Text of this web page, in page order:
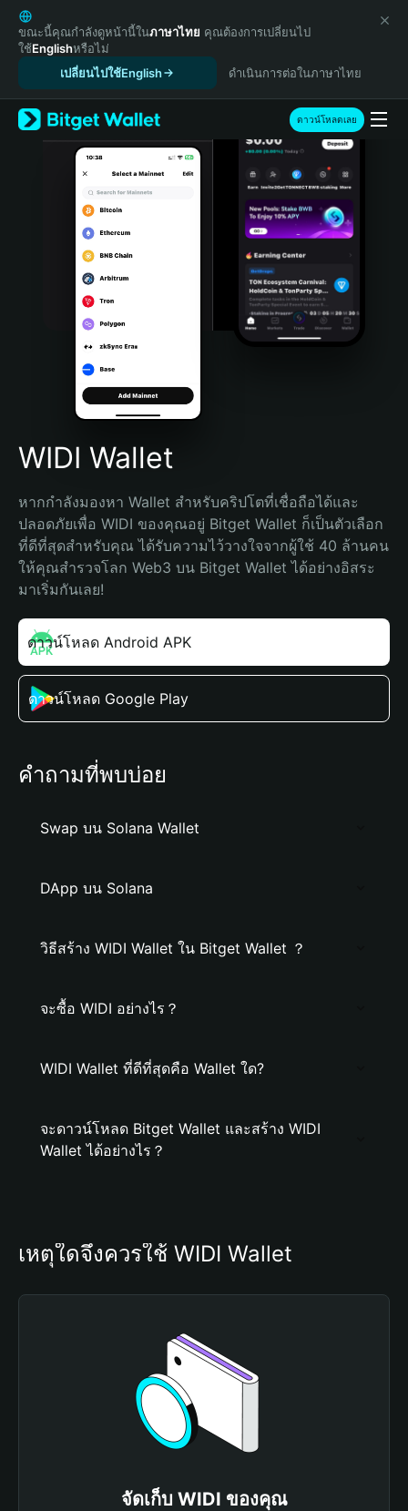
English
日本語
Tiếng Việt
Español (Latinoamérica)
Türkçe
Italiano
Português (Portugal)
Bahasa Indonesia
Português (Brasil)
Español (Argentina)
ขณะนี้คุณกำลังดูหน้านี้ในภาษาไทย คุณต้องการเปลี่ยนไป
ใช้Englishหรือไม่
เปลี่ยนไปใช้English
ดำเนินการต่อในภาษาไทย
ดาวน์โหลดเลย
WIDI Wallet
หากกำลังมองหา Wallet สำหรับคริปโตที่เชื่อถือได้และ
ปลอดภัยเพื่อ WIDI ของคุณอยู่ Bitget Wallet ก็เป็นตัวเลือก
ที่ดีที่สุดสำหรับคุณ ได้รับความไว้วางใจจากผู้ใช้ 40 ล้านคน
ให้คุณสำรวจโลก Web3 บน Bitget Wallet ได้อย่างอิสระ
มาเริ่มกันเลย!
ดาวน์โหลด Android APK
ดาวน์โหลด Google Play
คำถามที่พบบ่อย
Swap บน Solana Wallet
DApp บน Solana
วิธีสร้าง WIDI Wallet ใน Bitget Wallet ？
จะซื้อ WIDI อย่างไร？
WIDI Wallet ที่ดีที่สุดคือ Wallet ใด?
จะดาวน์โหลด Bitget Wallet และสร้าง WIDI
Wallet ได้อย่างไร？
เหตุใดจึงควรใช้ WIDI Wallet
จัดเก็บ WIDI ของคุณ